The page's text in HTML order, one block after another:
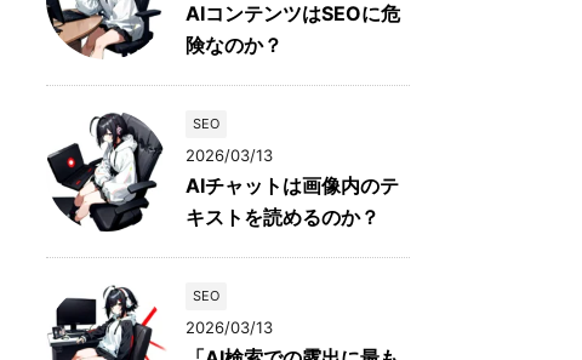
AIコンテンツはSEOに危
険なのか？
SEO
2026/03/13
AIチャットは画像内のテ
キストを読めるのか？
SEO
2026/03/13